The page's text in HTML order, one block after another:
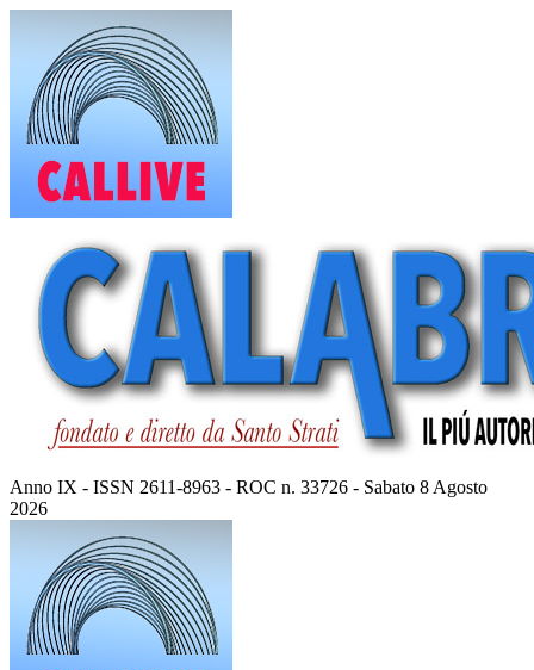
contenuto
Anno IX - ISSN 2611-8963 - ROC n. 33726 - Sabato 8 Agosto
2026